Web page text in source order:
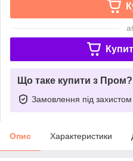
Що таке купити з Пром?
Замовлення під захистом
Опис Характеристики